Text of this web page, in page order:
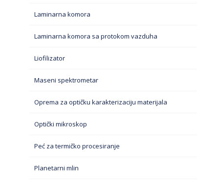
Laminarna komora
Laminarna komora sa protokom vazduha
Liofilizator
Maseni spektrometar
Oprema za optičku karakterizaciju materijala
Optički mikroskop
Peć za termičko procesiranje
Planetarni mlin